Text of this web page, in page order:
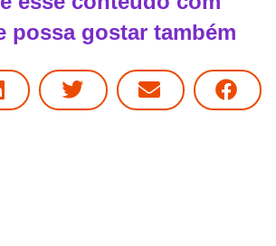
possa gostar também